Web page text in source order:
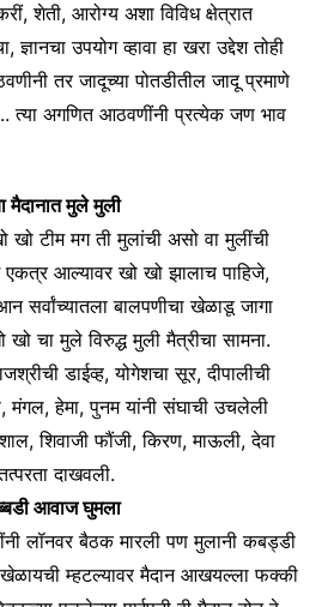
शेती, आरोग्य अशा विविध क्षेत्रात
ज्ञानचा उपयोग व्हावा हा खरा उद्देश तोही
तर जादूच्या पोतडीतील जादू प्रमाणे
त्या अगणित आठवणींनी प्रत्येक जण भाव
मैदानात मुले मुली
खो टीम मग ती मुलांची असो वा मुलींची
एकत्र आल्यावर खो खो झालाच पाहिजे,
सर्वांच्यातला बालपणीचा खेळाडू जागा
चा मुले विरुद्ध मुली मैत्रीचा सामना.
डाईव्ह, योगेशचा सूर, दीपालीची
मंगल, हेमा, पुनम यांनी संघाची उचलेली
शिवाजी फौंजी, किरण, माऊली, देवा
दाखवली.
आवाज घुमला
लॉनवर बैठक मारली पण मुलानी कबड्डी
म्हटल्यावर मैदान आखयल्ला फक्की